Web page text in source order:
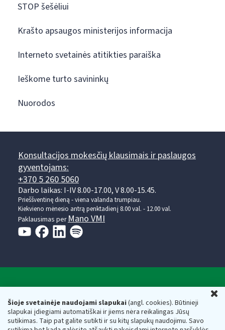
Šioje svetainėje naudojami slapukai(angl. cookies). Būtinieji
slapukai įdiegiami automatiškai ir jiems nėra reikalingas Jūsų
sutikimas. Taip pat galite sutikti ir su kitų slapukų naudojimu. Savo
STOP šešėliui
Krašto apsaugos ministerijos informacija
Interneto svetainės atitikties paraiška
Ieškome turto savininkų
Nuorodos
Konsultacijos mokesčių klausimais ir paslaugos
gyventojams:
+370 5 260 5060
Darbo laikas: I-IV 8.00-17.00, V 8.00-15.45.
Prieššventinę dieną - viena valanda trumpiau.
Kiekvieno mėnesio antrą penktadienį 8.00 val. - 12.00 val.
Paklausimas perMano VMI
Valstybinė mokesčių inspekcija prie Lietuvos
Respublikos finansų ministerijos
Biudžetinė įstaiga. Juridinio asmens kodas — 188659752,
adresas: Vasario 16-osios g. 14, 01107 Vilnius, Lietuva, el.paštas: